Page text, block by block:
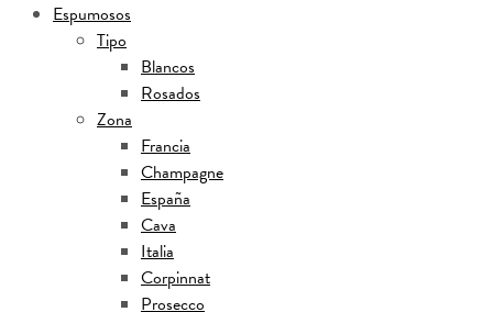
Espumosos
Tipo
Blancos
Rosados
Zona
Francia
Champagne
España
Cava
Italia
Corpinnat
Prosecco